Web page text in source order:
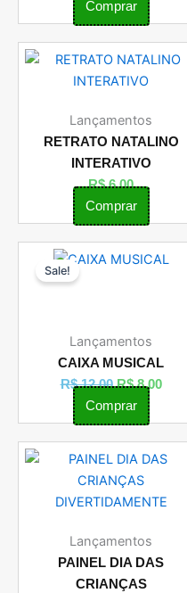
Comprar
Lançamentos
RETRATO NATALINO
INTERATIVO
R$6,00
Comprar
Sale!
Lançamentos
CAIXA MUSICAL
R$12,00
O
R$ 12,00.
R$8,00
O
Comprar
Lançamentos
PAINEL DIA DAS
CRIANÇAS